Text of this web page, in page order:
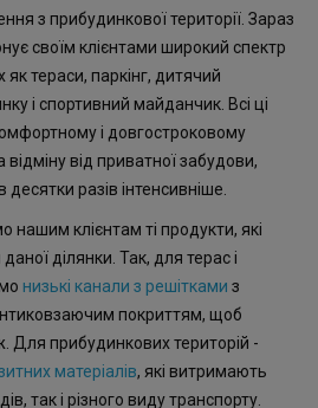
з прибудинкової території. Зараз
своїм клієнтами широкий спектр
тераси, паркінг, дитячий
і спортивний майданчик. Всі ці
і довгостроковому
від приватної забудови,
разів інтенсивніше.
клієнтам ті продукти, які
ділянки. Так, для терас і
низькі канали з решітками з
покриттям, щоб
Для прибудинкових територій -
матеріалів, які витримають
так і різного виду транспорту.